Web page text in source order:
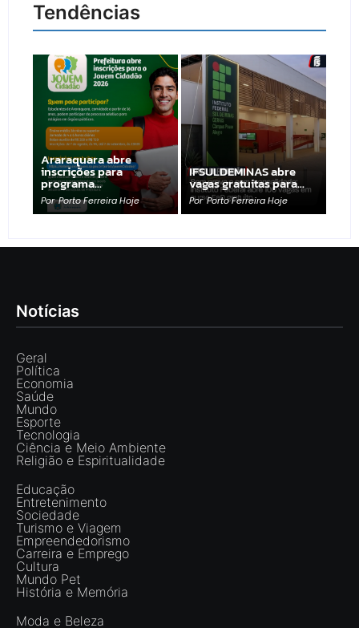
Tendências
Araraquara abre
inscrições para
programa…
Por Porto Ferreira Hoje
IFSULDEMINAS abre
vagas gratuitas para…
Por Porto Ferreira Hoje
Notícias
Geral
Política
Economia
Saúde
Mundo
Esporte
Tecnologia
Ciência e Meio Ambiente
Religião e Espiritualidade
Educação
Entretenimento
Sociedade
Turismo e Viagem
Empreendedorismo
Carreira e Emprego
Cultura
Mundo Pet
História e Memória
Moda e Beleza